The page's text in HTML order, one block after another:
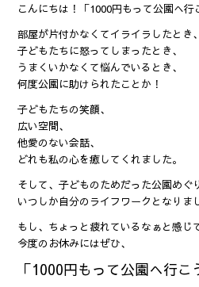
こんにちは！「1000円もって公園へ行
部屋が片付かなくてイライラしたとき、
子どもたちに怒ってしまったとき、
うまくいかなくて悩んでいるとき、
何度公園に助けられたことか！
子どもたちの笑顔、
広い空間、
他愛のない会話、
どれも私の心を癒してくれました。
そして、子どものためだった公園めぐ
いつしか自分のライフワークとなりま
もし、ちょっと疲れているなぁと感じ
今度のお休みにはぜひ、
「1000円もって公園へ行こ